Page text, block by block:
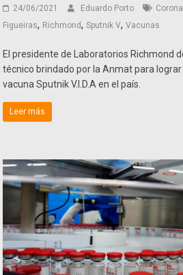
24/06/2021 Eduardo Porto
Figueiras, Richmond,Sputnik V,Vacunas
El presidente de Laboratorios Richmond
técnico brindado por la Anmat para
vacuna Sputnik V.I.D.A en el país.
Leer más